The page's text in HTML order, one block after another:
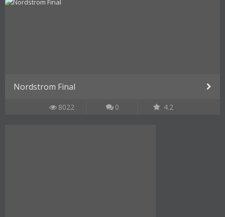
Nordstrom Final
8022 0 4.2